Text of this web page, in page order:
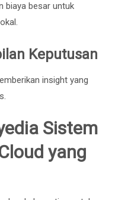
biaya besar untuk
Keputusan
insight yang
Sistem
yang